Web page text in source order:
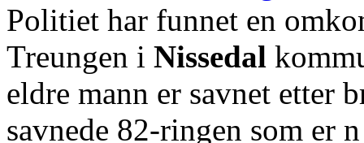
Politiet har funnet en
Treungen i Nissedal
eldre mann er savnet etter
savnede 82-ringen som er